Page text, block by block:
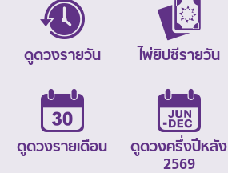
ดูดวงรายวัน ไพ่ยิปซีรายวัน
ดูดวงรายเดือน
ดูดวงครึ่งปีหลัง
2569